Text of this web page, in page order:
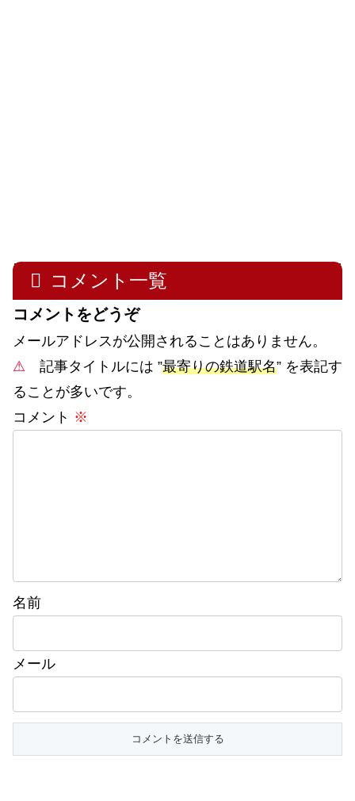
コメント一覧
コメントをどうぞ
メールアドレスが公開されることはありません。
⚠ 記事タイトルには ”最寄りの鉄道駅名” を表記す
ることが多いです。
コメント ※
名前
メール